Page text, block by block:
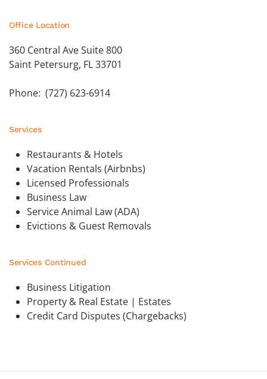
Office Location
360 Central Ave Suite 800
Saint Petersurg, FL 33701
Phone: (727) 623-6914
Services
Restaurants & Hotels
Vacation Rentals (Airbnbs)
Licensed Professionals
Business Law
Service Animal Law (ADA)
Evictions & Guest Removals
Services Continued
Business Litigation
Property & Real Estate | Estates
Credit Card Disputes (Chargebacks)